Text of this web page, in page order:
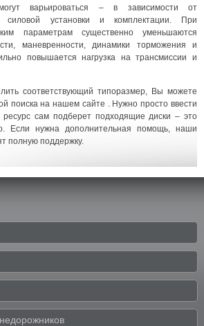
варьироваться – в зависимости от
силовой установки и комплектации. При
параметрам существенно уменьшаются
маневренности, динамики торможения и
повышается нагрузка на трансмиссии и
соответствующий типоразмер, Вы можете
поиска на нашем сайте . Нужно просто ввести
сам подберет подходящие диски – это
Если нужна дополнительная помощь, наши
полную поддержку.